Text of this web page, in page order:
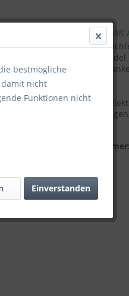
Lieferzeit
Unser Angebot
in Industrie,
Laboratorien,
Hersteller:e+p
59469 Ense-
e+p Artikelnummer:
bestmögliche
damit nicht
Funktionen nicht
Einverstanden